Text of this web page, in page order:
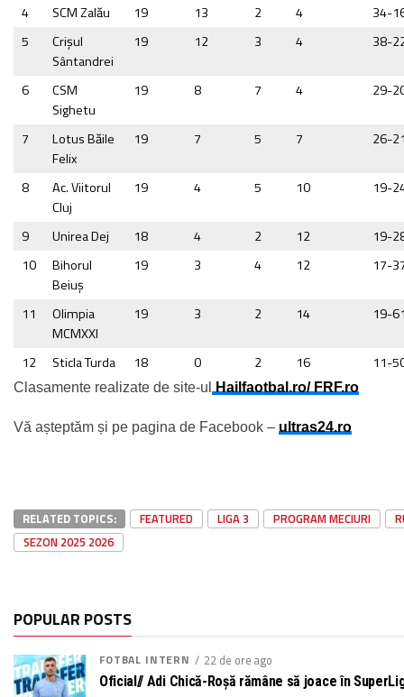
4 SCM Zalău 19 13 2 4
34-
5
Crişul
Sântandrei
19 12 3 4 38-
6
CSM
Sighetu
19 8 7 4 29-
7
Lotus Băile
Felix
19 7 5 7 26-
8
Ac. Viitorul
Cluj
19 4 5 10 19-
9 Unirea Dej 18 4 2 12
19-
10
Bihorul
Beiuş
19 3 4 12 17-
11
Olimpia
MCMXXI
19 3 2 14 19-
12 Sticla Turda 18 0 2 16 11-
Clasamente realizate de site-ul Hailfaotbal.ro/ FRF.ro
Vă așteptăm și pe pagina de Facebook – ultras24.ro
RELATED TOPICS: FEATURED LIGA 3 PROGRAM MECIURI
SEZON 2025 2026
POPULAR POSTS
FOTBAL INTERN 22 de ore ago
Oficial// Adi Chică-Roșă rămâne să joace în